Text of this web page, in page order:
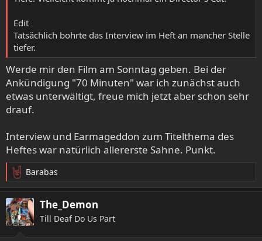
Edit
Tatsächlich bohrte das Interview im Heft an mancher Stelle
tiefer.
Werde mir den Film am Sonntag geben. Bei der
Ankündigung "70 Minuten" war ich zunächst auch
etwas unterwältigt, freue mich jetzt aber schon sehr
drauf.
Interview und Earmageddon zum Titelthema des
Heftes war natürlich allererste Sahne. Punkt.
R
e
a
k
t
Barabas
The_Demon
Till Deaf Do Us Part